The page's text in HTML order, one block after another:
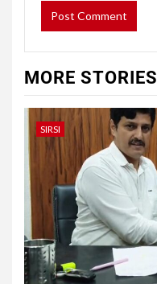
MORE STORIES
SIRSI